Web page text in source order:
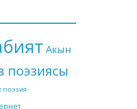
Акын
поэзиясы
поэзия